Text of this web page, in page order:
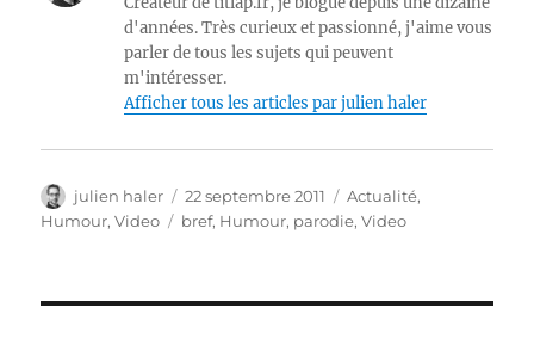
d'années. Très curieux et passionné, j'aime vous
parler de tous les sujets qui peuvent
m'intéresser.
Afficher tous les articles par julien haler
Auteur
julien haler
Publié
le
22 septembre 2011 Catégories
Actualité,
Humour,Video Étiquettes
bref, Humour, parodie,Video